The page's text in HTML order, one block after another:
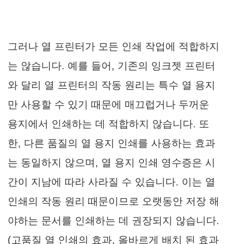
그러나 열 프린터가 모든 인쇄 작업에 적합하지
는 않습니다. 예를 들어, 기존의 잉크젯 프린터
와 달리 열 프린터의 작동 원리는 특수 열 용지
만 사용할 수 있기 때문에 매끄럽거나 두꺼운
용지에서 인쇄하는 데 적합하지 않습니다. 또
한, 다른 품질의 열 용지 인쇄를 사용하는 효과
는 동일하지 않으며, 열 용지 인쇄 영수증은 시
간이 지남에 따라 사라질 수 있습니다. 이는 열
인쇄의 작동 원리 때문이므로 오랫동안 저장 해
야하는 문서를 인쇄하는 데 권장되지 않습니다.
(고품질 열 인쇄의 효과, 올바르게 배치 된 효과